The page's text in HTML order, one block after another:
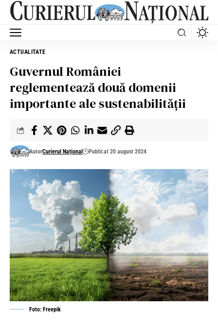
ACTUALITATE
Guvernul României
reglementează două domenii
importante ale sustenabilității
AutorCurierul Național Publicat 20 august 2024
Foto: Freepik